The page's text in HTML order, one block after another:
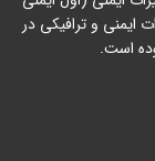
ایمنی و ترافیکی در
است.